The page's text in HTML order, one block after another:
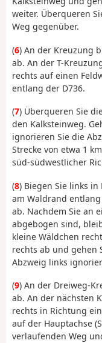
weiter. Überqueren
Weg gegenüber.
(6) An der Kreuzung
ab. An der T-
rechts auf einen
entlang der D736.
(7) Überqueren Sie
den Kalksteinweg.
ignorieren Sie die
Strecke von etwa 1
süd-südwestlicher
(8) Biegen Sie links in
am Waldrand
ab. Nachdem Sie an
abgebogen sind,
kleine Wäldchen
rechts ab und gehen
Abzweig links
(9) An der Dreiweg-
ab. An der nächsten
rechts in Richtung
auf der Hauptachse
verlaufenden Weg